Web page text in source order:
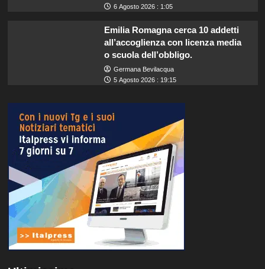
6 Agosto 2026 : 1:05
Emilia Romagna cerca 10 addetti
all’accoglienza con licenza media
o scuola dell’obbligo.
Germana Bevilacqua
5 Agosto 2026 : 19:15